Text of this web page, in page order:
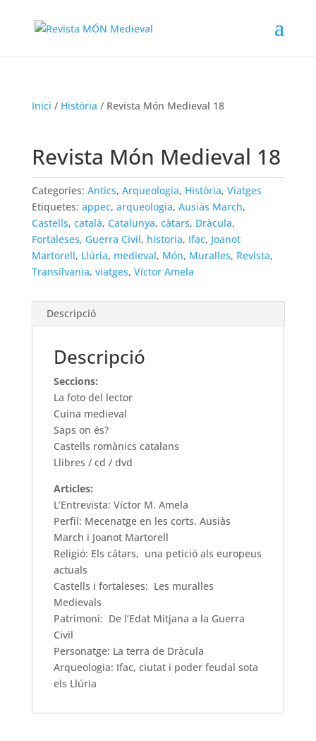
Inici / Història / Revista Món Medieval 18
Revista Món Medieval 18
Categories: Antics, Arqueologia, Història, Viatges
Etiquetes: appec, arqueologia, Ausiàs March,
Castells, català, Catalunya, càtars, Dràcula,
Fortaleses, Guerra Civil, historia, Ifac, Joanot
Martorell, Llúria, medieval, Món, Muralles, Revista,
Transilvania, viatges, Víctor Amela
Descripció
Descripció
Seccions:
La foto del lector
Cuina medieval
Saps on és?
Castells romànics catalans
Llibres / cd / dvd
Articles:
L’Entrevista: Víctor M. Amela
Perfil: Mecenatge en les corts. Ausiàs
March i Joanot Martorell
Religió: Els cátars, una petició als europeus
actuals
Castells i fortaleses: Les muralles
Medievals
Patrimoni: De l’Edat Mitjana a la Guerra
Civil
Personatge: La terra de Dràcula
Arqueologia: Ifac, ciutat i poder feudal sota
els Llúria